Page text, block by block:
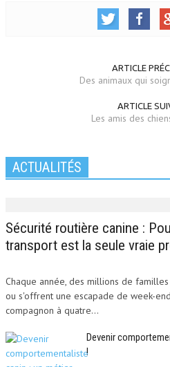
ARTICLE
Des animaux qui
ARTICLE
Les amis des
ACTUALITÉS
Sécurité routière canine :
transport est la seule vraie
Chaque année, des millions de
ou s'offrent une escapade de week-
compagnon à quatre...
Devenir
!